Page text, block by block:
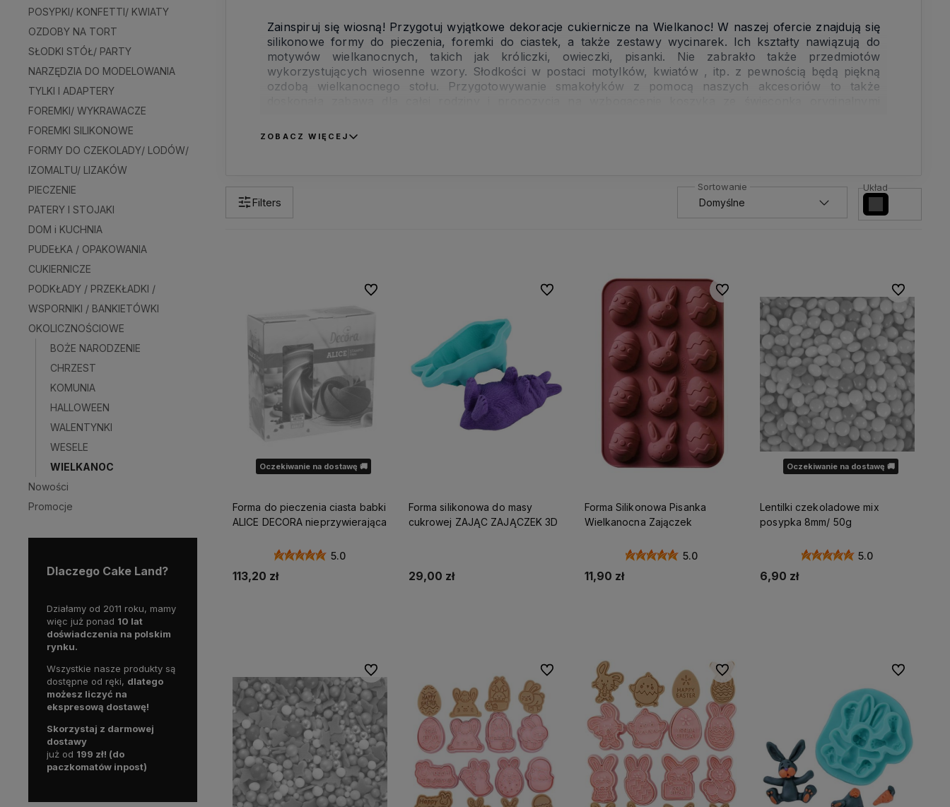
POSYPKI/ KONFETTI/ KWIATY
OZDOBY NA TORT
SŁODKI STÓŁ/ PARTY
NARZĘDZIA DO MODELOWANIA
TYLKI I ADAPTERY
FOREMKI/ WYKRAWACZE
FOREMKI SILIKONOWE
FORMY DO CZEKOLADY/ LODÓW/
IZOMALTU/ LIZAKÓW
PIECZENIE
PATERY I STOJAKI
DOM i KUCHNIA
PUDEŁKA / OPAKOWANIA
CUKIERNICZE
PODKŁADY / PRZEKŁADKI /
WSPORNIKI / BANKIETÓWKI
OKOLICZNOŚCIOWE
BOŻE NARODZENIE
CHRZEST
KOMUNIA
HALLOWEEN
WALENTYNKI
WESELE
WIELKANOC
Nowości
Promocje
Dlaczego Cake Land?
Działamy od 2011 roku, mamy
więc już ponad 10 lat
doświadczenia na polskim
rynku.
Wszystkie nasze produkty są
dostępne od ręki, dlatego
możesz liczyć na
ekspresową dostawę!
Skorzystaj z darmowej
dostawy
już od 199 zł! (do
paczkomatów inpost)
Zainspiruj się wiosną! Przygotuj wyjątkowe dekoracje cukiernicze na Wielkanoc! W naszej ofercie znajdują się
silikonowe formy do pieczenia, foremki do ciastek, a także zestawy wycinarek. Ich kształty nawiązują do
motywów wielkanocnych, takich jak króliczki, owieczki, pisanki. Nie zabrakło także przedmiotów
wykorzystujących wiosenne wzory. Słodkości w postaci motylków, kwiatów , itp. z pewnością będą piękną
ozdobą wielkanocnego stołu. Przygotowywanie smakołyków z pomocą naszych akcesoriów to także
świeżością wiosny kolory będą doskonałą dekoracją słodkich babeczek.
ZOBACZ WIĘCEJ
Filters
Układ
Oczekiwanie na dostawę 🚚
Forma do pieczenia ciasta babki
ALICE DECORA nieprzywierająca
5.0
113,20 zł
Do ulubionych
Forma silikonowa do masy
cukrowej ZAJĄC ZAJĄCZEK 3D
29,00 zł
Do ulubionych
Forma Silikonowa Pisanka
Wielkanocna Zajączek
5.0
11,90 zł
Do ulubionych
Oczekiwanie na dostawę 🚚
Lentilki czekoladowe mix
posypka 8mm/ 50g
5.0
6,90 zł
Do ulubionych
Do ulubionych Do ulubionych Do ulubionych Do ulubionych